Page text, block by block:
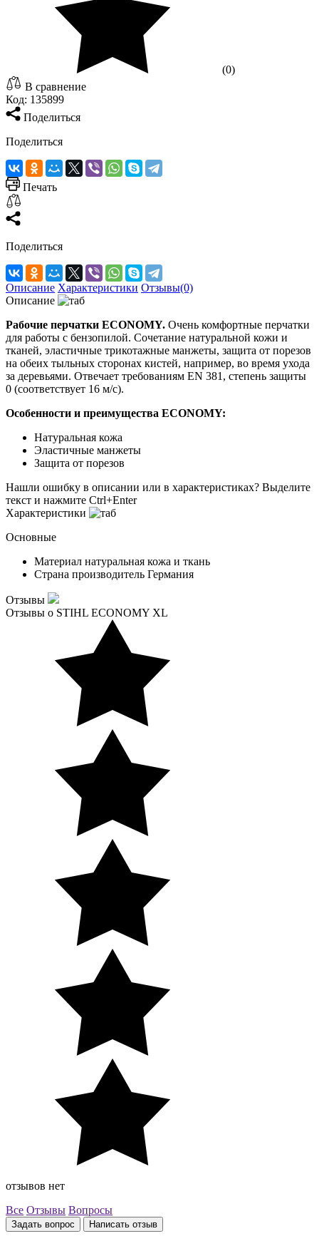
(0)
В сравнение
Код: 135899
Поделиться
Поделиться
Печать
Поделиться
Описание Характеристики Отзывы(0)
Описание
Рабочие перчатки ECONOMY. Очень комфортные перчатки
для работы с бензопилой. Сочетание натуральной кожи и
тканей, эластичные трикотажные манжеты, защита от порезов
на обеих тыльных сторонах кистей, например, во время ухода
за деревьями. Отвечает требованиям EN 381, степень защиты
0 (соответствует 16 м/с).
Особенности и преимущества ECONOMY:
Натуральная кожа
Эластичные манжеты
Защита от порезов
Нашли ошибку в описании или в характеристиках? Выделите
текст и нажмите Ctrl+Enter
Характеристики
Основные
Материал натуральная кожа и ткань
Страна производитель Германия
Отзывы
Отзывы о STIHL ECONOMY XL
отзывов нет
Все Отзывы Вопросы
Задать вопрос Написать отзыв